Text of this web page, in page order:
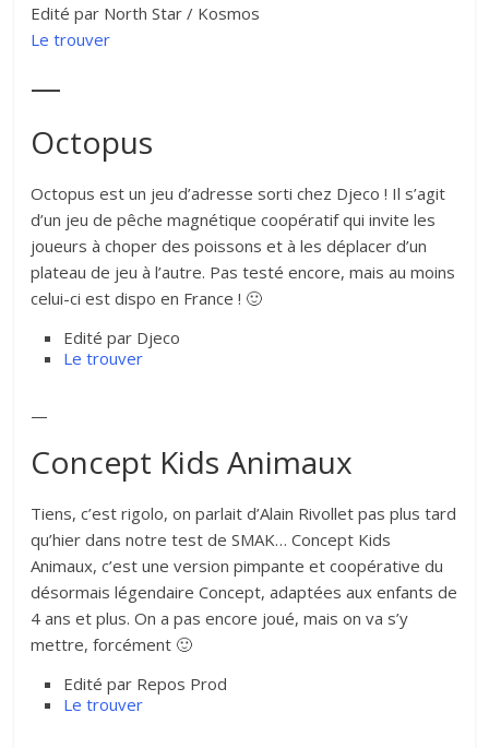
Edité par North Star / Kosmos
Le trouver
—
Octopus
Octopus est un jeu d’adresse sorti chez Djeco ! Il s’agit
d’un jeu de pêche magnétique coopératif qui invite les
joueurs à choper des poissons et à les déplacer d’un
plateau de jeu à l’autre. Pas testé encore, mais au moins
celui-ci est dispo en France ! 🙂
Edité par Djeco
Le trouver
—
Concept Kids Animaux
Tiens, c’est rigolo, on parlait d’Alain Rivollet pas plus tard
qu’hier dans notre test de SMAK… Concept Kids
Animaux, c’est une version pimpante et coopérative du
désormais légendaire Concept, adaptées aux enfants de
4 ans et plus. On a pas encore joué, mais on va s’y
mettre, forcément 🙂
Edité par Repos Prod
Le trouver